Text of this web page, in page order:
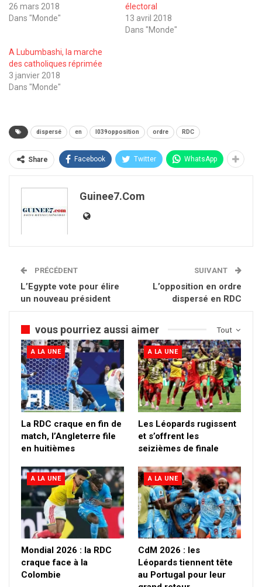
26 mars 2018
Dans "Monde"
électoral
13 avril 2018
Dans "Monde"
A Lubumbashi, la marche
des catholiques réprimée
3 janvier 2018
Dans "Monde"
dispersé en l039opposition ordre RDC
Share Facebook Twitter WhatsApp
Guinee7.com
PRÉCÉDENT
L’Egypte vote pour élire
un nouveau président
SUIVANT
L’opposition en ordre
dispersé en RDC
Tout
vous pourriez aussi aimer
A LA UNE
La RDC craque en fin de
match, l’Angleterre file
en huitièmes
A LA UNE
Les Léopards rugissent
et s’offrent les
seizièmes de finale
A LA UNE
Mondial 2026 : la RDC
craque face à la
Colombie
A LA UNE
CdM 2026 : les
Léopards tiennent tête
au Portugal pour leur